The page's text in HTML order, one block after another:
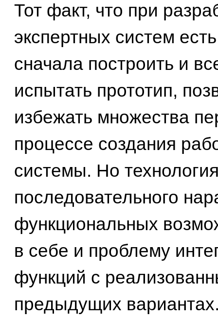
Тот факт, что при
экспертных систем
сначала построить и
испытать прототип,
избежать множества
процессе создания
системы. Но
последовательного
функциональных
в себе и проблему
функций с
предыдущих